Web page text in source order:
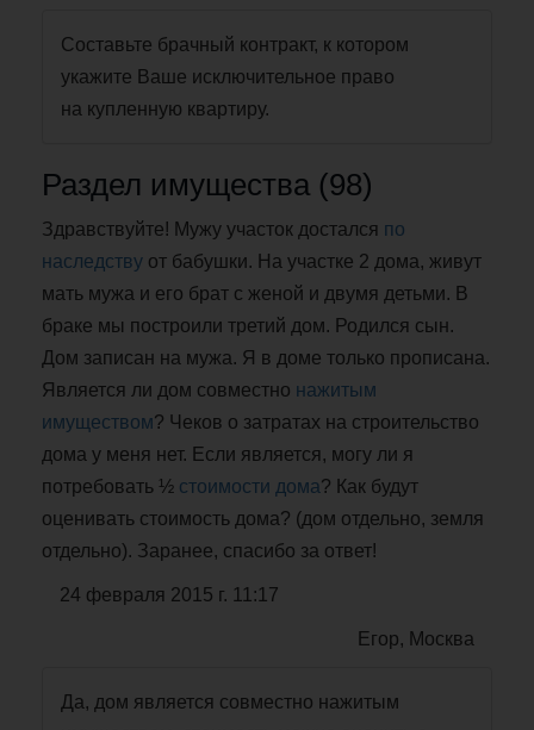
Составьте брачный контракт, к котором
укажите Ваше исключительное право
на купленную квартиру.
Раздел имущества (98)
Здравствуйте! Мужу участок достался по
наследству от бабушки. На участке 2 дома, живут
мать мужа и его брат с женой и двумя детьми. В
браке мы построили третий дом. Родился сын.
Дом записан на мужа. Я в доме только прописана.
Является ли дом совместно нажитым
имуществом? Чеков о затратах на строительство
дома у меня нет. Если является, могу ли я
потребовать ½ стоимости дома? Как будут
оценивать стоимость дома? (дом отдельно, земля
отдельно). Заранее, спасибо за ответ!
24 февраля 2015 г. 11:17
Егор, Москва
Да, дом является совместно нажитым